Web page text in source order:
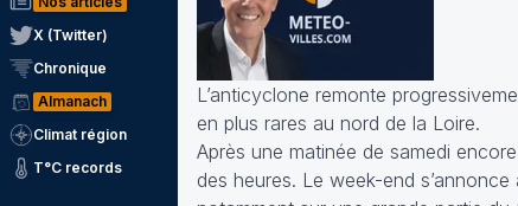
X (Twitter)
Chronique
Almanach
Climat région
T°C records
L’anticyclone remonte
en plus rares au nord de la Loire.
Après une matinée de samedi
des heures. Le week-end